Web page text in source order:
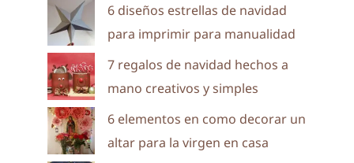
6 diseños estrellas de navidad
para imprimir para manualidad
7 regalos de navidad hechos a
mano creativos y simples
6 elementos en como decorar un
altar para la virgen en casa